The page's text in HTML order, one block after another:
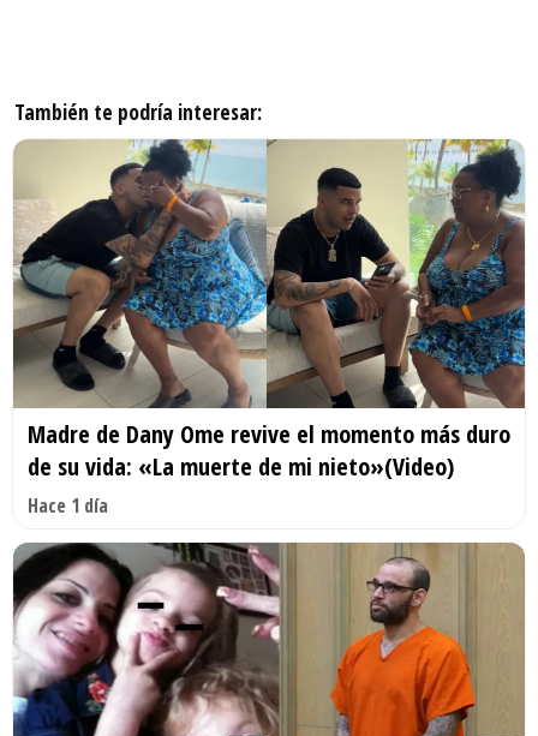
También te podría interesar:
Madre de Dany Ome revive el momento más duro
de su vida: «La muerte de mi nieto»(Video)
Hace 1 día